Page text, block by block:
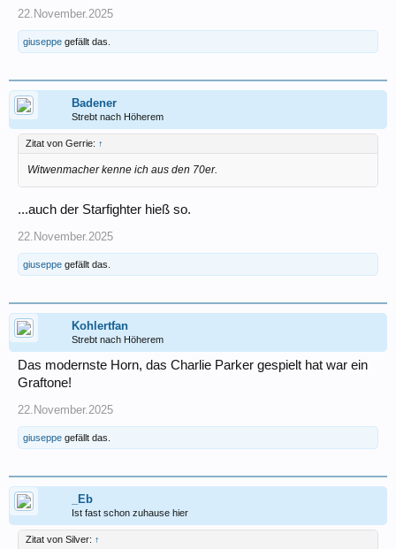
22.November.2025
giuseppe gefällt das.
Badener
Strebt nach Höherem
Zitat von Gerrie: ↑
Witwenmacher kenne ich aus den 70er.
...auch der Starfighter hieß so.
22.November.2025
giuseppe gefällt das.
Kohlertfan
Strebt nach Höherem
Das modernste Horn, das Charlie Parker gespielt hat war ein
Graftone!
22.November.2025
giuseppe gefällt das.
_Eb
Ist fast schon zuhause hier
Zitat von Silver: ↑